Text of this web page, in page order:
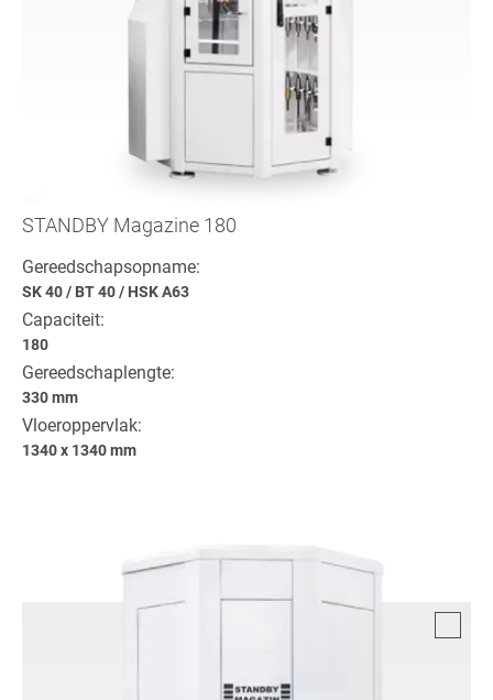
STANDBY Magazine 180
Gereedschapsopname:
SK 40/ BT 40/ HSK A63
Capaciteit:
180
Gereedschaplengte:
330 mm
Vloeroppervlak:
1340 x 1340 mm